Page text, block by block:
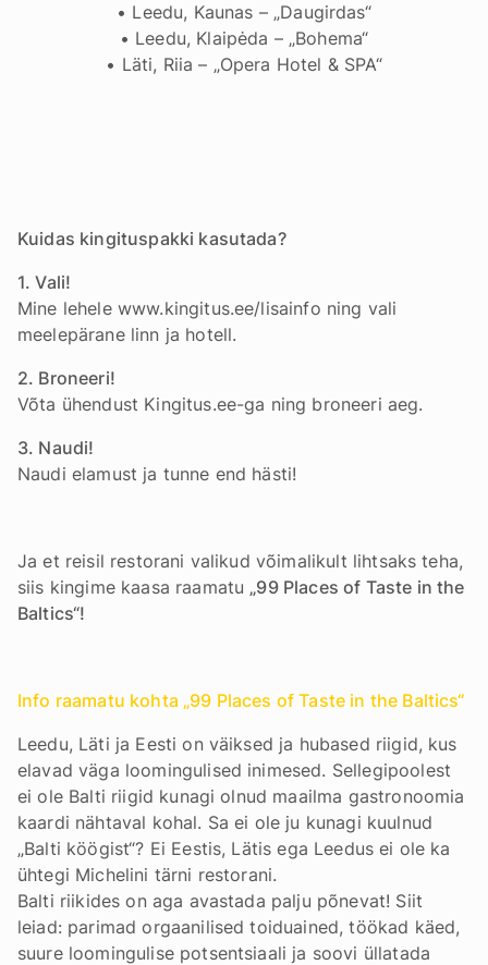
• Leedu, Kaunas – „Daugirdas“
• Leedu, Klaipėda – „Bohema“
• Läti, Riia – „Opera Hotel & SPA“
Kuidas kingituspakki kasutada?
1. Vali!
Mine lehele www.kingitus.ee/lisainfo ning vali
meelepärane linn ja hotell.
2. Broneeri!
Võta ühendust Kingitus.ee-ga ning broneeri aeg.
3. Naudi!
Naudi elamust ja tunne end hästi!
Ja et reisil restorani valikud võimalikult lihtsaks teha,
siis kingime kaasa raamatu „99 Places of Taste in the
Baltics“!
Info raamatu kohta „99 Places of Taste in the Baltics“
Leedu, Läti ja Eesti on väiksed ja hubased riigid, kus
elavad väga loomingulised inimesed. Sellegipoolest
ei ole Balti riigid kunagi olnud maailma gastronoomia
kaardi nähtaval kohal. Sa ei ole ju kunagi kuulnud
„Balti köögist“? Ei Eestis, Lätis ega Leedus ei ole ka
ühtegi Michelini tärni restorani.
Balti riikides on aga avastada palju põnevat! Siit
leiad: parimad orgaanilised toiduained, töökad käed,
suure loomingulise potsentsiaali ja soovi üllatada